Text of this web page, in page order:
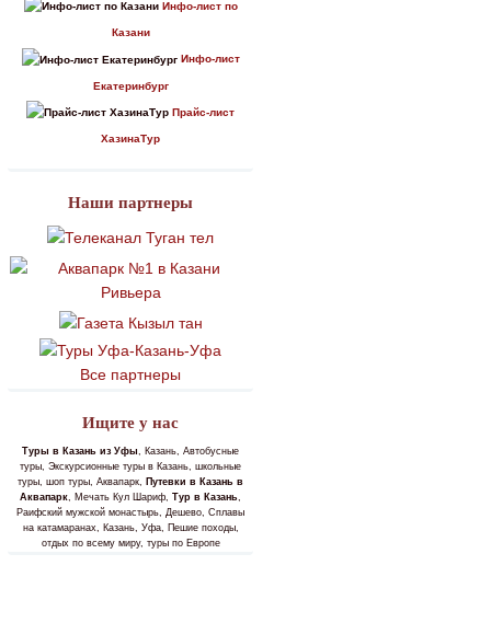
Инфо-лист по
Казани
Инфо-лист
Екатеринбург
Прайс-лист
ХазинаТур
Наши партнеры
Все партнеры
Ищите у нас
Туры в Казань из Уфы, Казань, Автобусные
туры, Экскурсионные туры в Казань, школьные
туры, шоп туры, Аквапарк, Путевки в Казань в
Аквапарк, Мечать Кул Шариф, Тур в Казань,
Раифский мужской монастырь, Дешево, Сплавы
на катамаранах, Казань, Уфа, Пешие походы,
отдых по всему миру, туры по Европе